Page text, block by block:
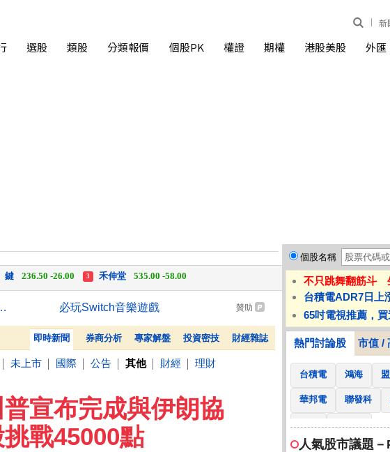
新
選股 類股 分類報價 個股PK 權證 期權 港股美股 外匯
中化生35.75 +3.25 柏 騰28.15 +2.55
鍵 236.50 -26.00 3 禾伸堂
535.00 -58.00
記憶體與主動式ETF 必玩Switch音樂遊戲 贊助
熱門 財部：7月對美出口年增收斂 18個月低點 必玩Switch音樂遊戲
贊助
即時新聞 券商分析 專家解盤 投資密技 財經雜誌
未上市 國際 公告 其他 財經 理財
普宣布完成與伊朗協
戰45000點
個股名稱
不只跳舞翻筋斗
台積電ADR7日上
65吋電視推薦，
熱門討論股 市值 /
台積電 鴻海
華邦電 聯發科
南亞 國泰金
人氣股市議題